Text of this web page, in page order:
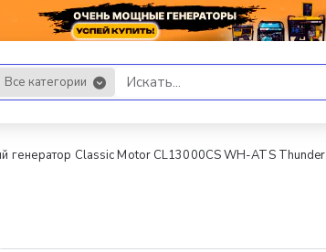
Все категории
Искать...
генератор Classic Motor CL13000CS WH-ATS Thunder